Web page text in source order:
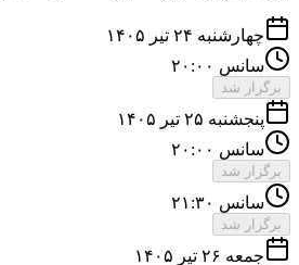
چهارشنبه ۲۴ تیر ۱۴۰۵
سانس ۲۰:۰۰
برگزار شد
پنجشنبه ۲۵ تیر ۱۴۰۵
سانس ۲۰:۰۰
برگزار شد
سانس ۲۱:۳۰
برگزار شد
جمعه ۲۶ تیر ۱۴۰۵